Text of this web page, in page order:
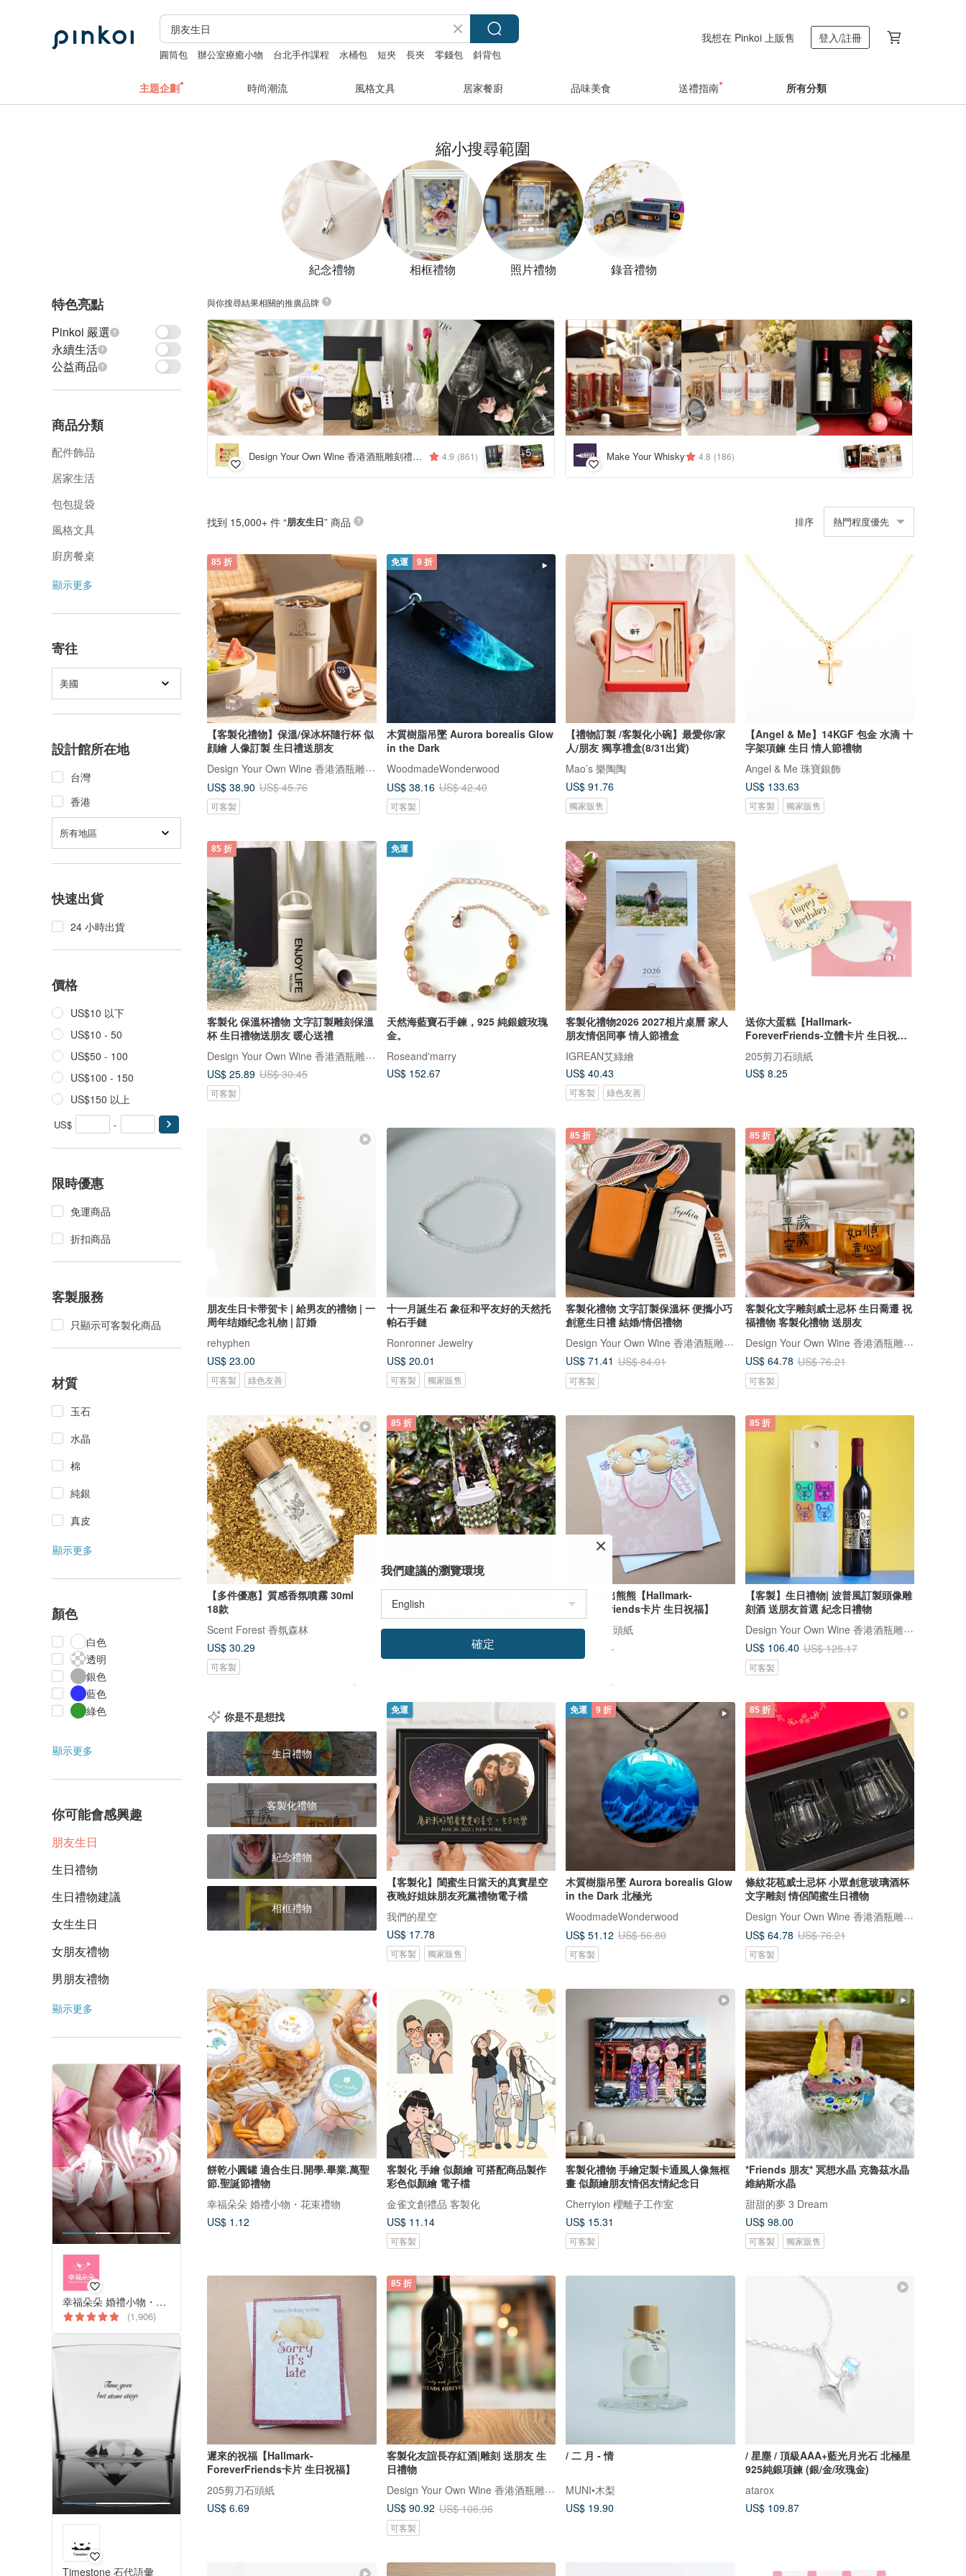
圓筒包 辦公室療癒小物 台北手作課程 水桶包 短夾 長夾 零錢包 斜背包
我想在 Pinkoi 上販售 登入/註冊
主題企劃 時尚潮流 風格文具 居家餐廚 品味美食 送禮指南 所有分類
縮小搜尋範圍
紀念禮物 相框禮物 照片禮物 錄音禮物
特色亮點
Pinkoi 嚴選
永續生活
公益商品
商品分類
配件飾品
居家生活
包包提袋
風格文具
廚房餐桌
顯示更多
寄往
美國
設計館所在地
台灣
香港
所有地區
快速出貨
24 小時出貨
價格
US$10 以下
US$10 - 50
US$50 - 100
US$100 - 150
US$150 以上
US$ -
限時優惠
免運商品
折扣商品
客製服務
只顯示可客製化商品
材質
玉石
水晶
棉
純銀
真皮
顯示更多
顏色
白色
透明
銀色
藍色
綠色
顯示更多
你可能會感興趣
朋友生日
生日禮物
生日禮物建議
女生生日
女朋友禮物
男朋友禮物
顯示更多
幸福朵朵 婚禮小物・花束禮物
(1,906)
Timestone 石代語彙
與你搜尋結果相關的推廣品牌
Design Your Own Wine 香港酒瓶雕刻禮品專門店 4.9 (861) +5 Make Your Whisky 4.8 (186)
找到 15,000+ 件 “朋友生日” 商品 排序 熱門程度優先
85 折
【客製化禮物】保溫/保冰杯隨行杯 似
顔繪 人像訂製 生日禮送朋友
Design Your Own Wine 香港酒瓶雕刻禮品專門店
US$ 38.90 US$ 45.76
可客製
免運 9 折
木質樹脂吊墜 Aurora borealis Glow
in the Dark
WoodmadeWonderwood
US$ 38.16 US$ 42.40
可客製
【禮物訂製 /客製化小碗】最愛你/家
人/朋友 獨享禮盒(8/31出貨)
Mao’s 樂陶陶
US$ 91.76
獨家販售
【Angel & Me】14KGF 包金 水滴 十
字架項鍊 生日 情人節禮物
Angel & Me 珠寶銀飾
US$ 133.63
可客製 獨家販售
85 折
客製化 保溫杯禮物 文字訂製雕刻保溫
杯 生日禮物送朋友 暖心送禮
Design Your Own Wine 香港酒瓶雕刻禮品專門店
US$ 25.89 US$ 30.45
可客製
免運
天然海藍寶石手鍊，925 純銀鍍玫瑰
金。
Roseand'marry
US$ 152.67
客製化禮物2026 2027相片桌曆 家人
朋友情侶同事 情人節禮盒
IGREAN艾綠繪
US$ 40.43
可客製 綠色友善
送你大蛋糕【Hallmark-
ForeverFriends-立體卡片 生日祝
205剪刀石頭紙
US$ 8.25
朋友生日卡带贺卡 | 給男友的禮物 | 一
周年结婚纪念礼物 | 訂婚
rehyphen
US$ 23.00
可客製 綠色友善
十一月誕生石 象征和平友好的天然托
帕石手鏈
Ronronner Jewelry
US$ 20.01
可客製 獨家販售
85 折
客製化禮物 文字訂製保溫杯 便攜小巧
創意生日禮 結婚/情侶禮物
Design Your Own Wine 香港酒瓶雕刻禮品專門店
US$ 71.41 US$ 84.01
可客製
85 折
客製化文字雕刻威士忌杯 生日喬遷 祝
福禮物 客製化禮物 送朋友
Design Your Own Wine 香港酒瓶雕刻禮品專門店
US$ 64.78 US$ 76.21
可客製
【多件優惠】質感香氛噴霧 30ml - 共
18款
Scent Forest 香氛森林
US$ 30.29
可客製
85 折
水杯大容量便攜出行 生日禮物
Design Your Own Wine 香港酒瓶雕刻禮品專門店
US$ 54.94
禮物袋冒出熊熊【Hallmark-
ForeverFriends卡片 生日祝福】
205剪刀石頭紙
US$ 11.14
85 折
【客製】生日禮物| 波普風訂製頭像雕
刻酒 送朋友首選 紀念日禮物
Design Your Own Wine 香港酒瓶雕刻禮品專門店
US$ 106.40 US$ 125.17
可客製
你是不是想找
生日禮物
客製化禮物
紀念禮物
相框禮物
免運
【客製化】閨蜜生日當天的真實星空
夜晚好姐妹朋友死黨禮物電子檔
我們的星空
US$ 17.78
可客製 獨家販售
免運 9 折
木質樹脂吊墜 Aurora borealis Glow
in the Dark 北極光
WoodmadeWonderwood
US$ 51.12 US$ 56.80
可客製
85 折
條紋花苞威士忌杯 小眾創意玻璃酒杯
文字雕刻 情侶閨蜜生日禮物
Design Your Own Wine 香港酒瓶雕刻禮品專門店
US$ 64.78 US$ 76.21
可客製
餅乾小圓罐 適合生日.開學.畢業.萬聖
節.聖誕節禮物
幸福朵朵 婚禮小物・花束禮物
US$ 1.12
客製化 手繪 似顏繪 可搭配商品製作
彩色似顏繪 電子檔
金雀文創禮品 客製化
US$ 11.14
可客製
客製化禮物 手繪定製卡通風人像無框
畫 似顏繪朋友情侶友情紀念日
Cherryion 櫻離子工作室
US$ 15.31
可客製
*Friends 朋友* 冥想水晶 克魯茲水晶
維納斯水晶
甜甜的夢 3 Dream
US$ 98.00
可客製 獨家販售
遲來的祝福【Hallmark-
ForeverFriends卡片 生日祝福】
205剪刀石頭紙
US$ 6.69
85 折
客製化友誼長存紅酒|雕刻 送朋友 生
日禮物
Design Your Own Wine 香港酒瓶雕刻禮品專門店
US$ 90.92 US$ 106.96
可客製
/ 二 月 - 情
MUNI•木梨
US$ 19.90
/ 星塵 / 頂級AAA+藍光月光石 北極星
925純銀項鍊 (銀/金/玫瑰金)
atarox
US$ 109.87
我們建議的瀏覽環境
確定